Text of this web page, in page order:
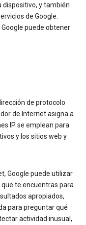
dispositivo, y también
de Google.
puede obtener
de protocolo
de Internet asigna a
IP se emplean para
y los sitios web y
Google puede utilizar
te encuentras para
apropiados,
para preguntar qué
actividad inusual,